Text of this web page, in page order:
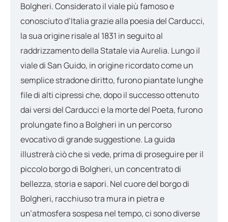
Bolgheri. Considerato il viale più famoso e
conosciuto d’Italia grazie alla poesia del Carducci,
la sua origine risale al 1831 in seguito al
raddrizzamento della Statale via Aurelia. Lungo il
viale di San Guido, in origine ricordato come un
semplice stradone diritto, furono piantate lunghe
file di alti cipressi che, dopo il successo ottenuto
dai versi del Carducci e la morte del Poeta, furono
prolungate fino a Bolgheri in un percorso
evocativo di grande suggestione. La guida
illustrerà ciò che si vede, prima di proseguire per il
piccolo borgo di Bolgheri, un concentrato di
bellezza, storia e sapori. Nel cuore del borgo di
Bolgheri, racchiuso tra mura in pietra e
un’atmosfera sospesa nel tempo, ci sono diverse